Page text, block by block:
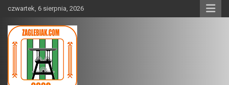
content
czwartek, 6 sierpnia, 2026